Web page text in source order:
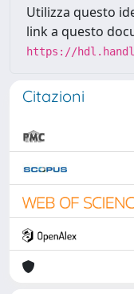
Utilizza questo
link a questo
https://
Citazioni